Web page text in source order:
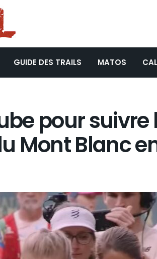
GUIDE DES TRAILS MATOS
pour suivre
Mont Blanc